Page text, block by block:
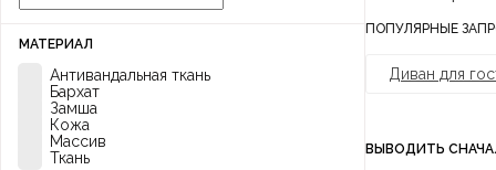
МАТЕРИАЛ
Антивандальная ткань
Бархат
Замша
Кожа
Массив
Ткань
ПОПУЛЯРНЫЕ
Диван для
ВЫВОДИТЬ